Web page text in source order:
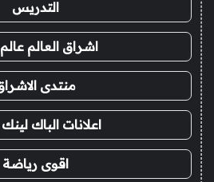
التدريس
اشراق العالم
منتدى
اعلانات الباك لينك
اقوى رياضة